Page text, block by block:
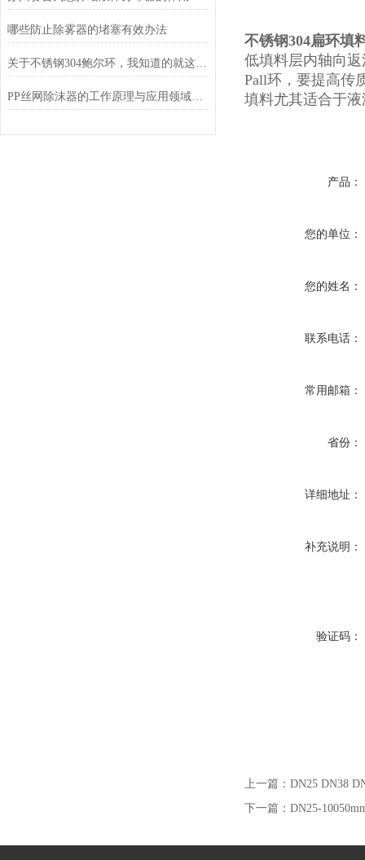
哪些防止除雾器的堵塞有效办法
关于不锈钢304鲍尔环，我知道的就这么多
PP丝网除沫器的工作原理与应用领域分析
不锈钢304扁环填
低填料层内轴向
Pall环，要提高传
填料尤其适合于
产品：
您的单位：
您的姓名：
联系电话：
常用邮箱：
省份：
详细地址：
补充说明：
验证码：
上一篇： DN25 DN38
下一篇： DN25-